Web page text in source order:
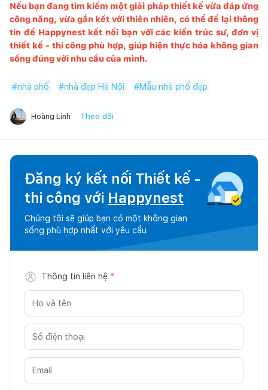
Nếu bạn đang tìm kiếm một giải pháp thiết kế vừa đáp ứng
công năng, vừa gắn kết với thiên nhiên, có thể để lại thông
tin để Happynestkết nối bạn với các kiến trúc sư, đơn vị
thiết kế - thi công phù hợp, giúp hiện thực hóa không gian
sống đúng với nhu cầu của mình.
#nhà phố #nhà đẹp Hà Nội #Mẫu nhà phố đẹp
Hoàng Linh Theo dõi
Đăng ký kết nối Thiết kế -
thi công với Happynest
Chúng tôi sẽ giúp bạn có một không gian
sống phù hợp nhất với yêu cầu
Thông tin liên hệ *